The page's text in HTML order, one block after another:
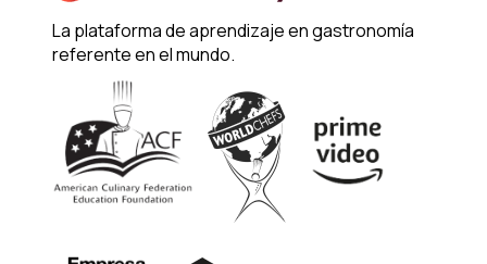
La plataforma de aprendizaje en gastronomía
referente en el mundo.